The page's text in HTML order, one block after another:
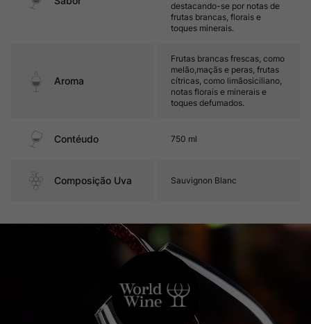
destacando-se por notas de
frutas brancas, florais e
toques minerais.
Aroma
Frutas brancas frescas, como
melão,maçãs e peras, frutas
cítricas, como limãosiciliano,
notas florais e minerais e
toques defumados.
Contéudo 750 ml
Composição Uva Sauvignon Blanc